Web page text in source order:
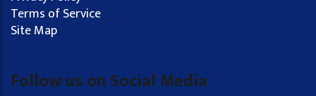
Terms of Service
Site Map
Follow us on Social Media